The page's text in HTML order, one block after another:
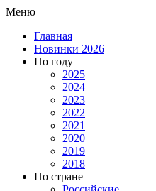
Меню
Главная
Новинки 2026
По году
2025
2024
2023
2022
2021
2020
2019
2018
По стране